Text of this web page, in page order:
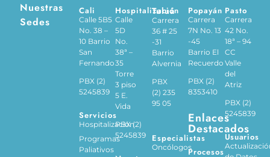
Nuestras
Sedes
Cali
Calle 5B5
No. 38 –
10 Barrio
San
Fernando
PBX (2)
5245839
Servicios
Hospitalización
Programas
Paliativos
Hospitalización
Calle
5D
No.
38ª –
35
Torre
3 piso
5 E.
Vida
PBX (2)
5245839
Tuluá
Carrera
36 # 25
-31
Barrio
Alvernia
PBX
(2) 235
95 05
Especialistas
Oncólogos
Popayán
Carrera
7N No. 13
-45
Barrio El
Recuerdo
PBX (2)
8353410
Enlaces
Destacados
Procesos
Pasto
Carrera
42 No.
18ª – 94
CC
Valle
del
Atriz
PBX (2)
5245839
Usuarios